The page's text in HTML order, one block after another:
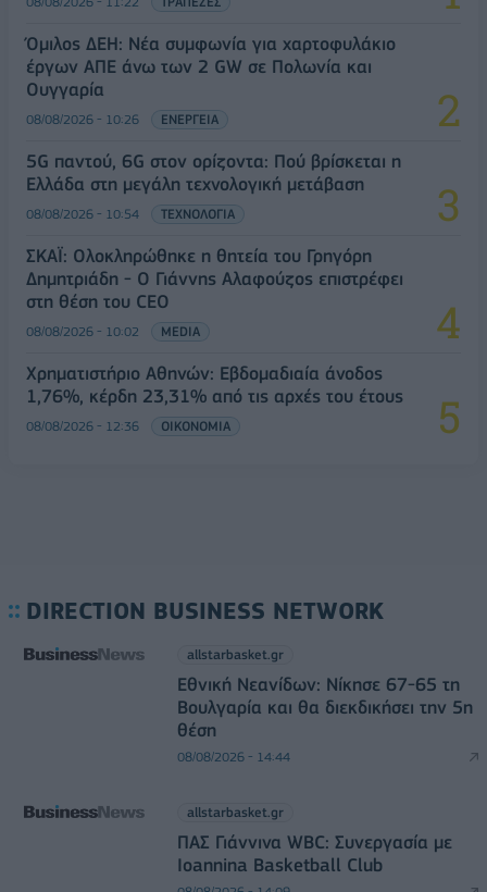
Όμιλος ΔΕΗ: Νέα συμφωνία για χαρτοφυλάκιο
έργων ΑΠΕ άνω των 2 GW σε Πολωνία και
Ουγγαρία
08/08/2026 - 10:26 ΕΝΕΡΓΕΙΑ
5G παντού, 6G στον ορίζοντα: Πού βρίσκεται η
Ελλάδα στη μεγάλη τεχνολογική μετάβαση
08/08/2026 - 10:54 ΤΕΧΝΟΛΟΓΙΑ
ΣΚΑΪ: Ολοκληρώθηκε η θητεία του Γρηγόρη
Δημητριάδη - Ο Γιάννης Αλαφούζος επιστρέφει
στη θέση του CEO
08/08/2026 - 10:02 MEDIA
Χρηματιστήριο Αθηνών: Εβδομαδιαία άνοδος
1,76%, κέρδη 23,31% από τις αρχές του έτους
08/08/2026 - 12:36 ΟΙΚΟΝΟΜΙΑ
DIRECTION BUSINESS NETWORK
allstarbasket.gr
Εθνική Νεανίδων: Νίκησε 67-65 τη
Βουλγαρία και θα διεκδικήσει την 5η
θέση
08/08/2026 - 14:44
allstarbasket.gr
ΠΑΣ Γιάννινα WBC: Συνεργασία με
Ioannina Basketball Club